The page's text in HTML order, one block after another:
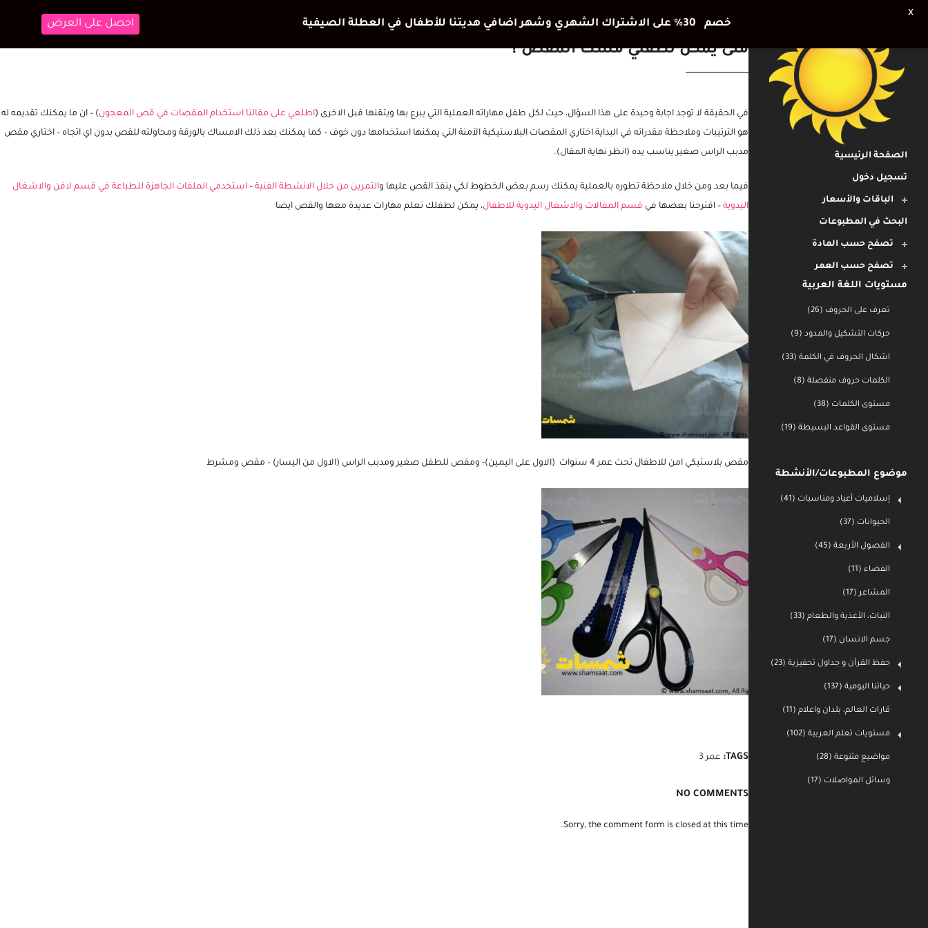
الصفحة الرئيسية
تسجيل دخول
الباقات والأسعار
البحث في المطبوعات
تصفح حسب المادة
تصفح حسب العمر
مستويات اللغة العربية
تعرف على الحروف (26)
حركات التشكيل والمدود (9)
اشكال الحروف في الكلمة (33)
الكلمات حروف منفصلة (8)
مستوى الكلمات (38)
مستوى القواعد البسيطة (19)
موضوع المطبوعات/الأنشطة
إسلاميات أعياد ومناسبات (41)
الحيوانات (37)
الفصول الأربعة (45)
الفضاء (11)
المشاعر (17)
النبات، الأغذية والطعام (33)
جسم الانسان (17)
حفظ القرأن و جداول تحفيزية (23)
حياتنا اليومية (137)
قارات العالم، بلدان واعلام (11)
مستويات تعلم العربية (102)
مواضيع متنوعة (28)
وسائل المواصلات (17)
متى يمكن لطفلي مسك المقص ؟
في الحقيقة لا توجد اجابة وحيدة على هذا السؤال، حيث لكل طفل مهاراته العملية التي يبرع بها ويتقنها قبل الاخرى (اطلعي على مقالنا استخدام المقصات في قص المعجون) – ان ما يمكنك تقديمه له
هو الترتيبات وملاحظة مقدراته في البداية اختاري المقصات البلاستيكية الآمنة التي يمكنها استخدامها دون خوف – كما يمكنك بعد ذلك الامساك بالورقة ومحاولته للقص بدون اي اتجاه – اختاري مقص
فيما بعد ومن خلال ملاحظة تطوره بالعملية يمكنك رسم بعض الخطوط لكي ينفذ القص عليها والتمرين من خلال الانشطة الفنية
خصم 30٪ على الاشتراك الشهري وشهر اضافي هديتنا للأطفال في العطلة الصيفية احصل على العرض
X